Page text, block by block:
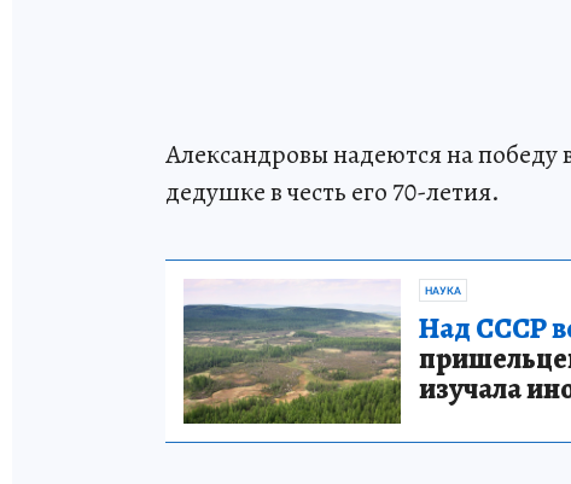
Александровы надеются на победу
дедушке в честь его 70-летия.
НАУКА
Над СССР
изучала